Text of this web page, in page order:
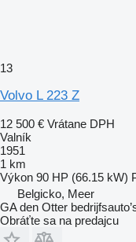
13
Volvo L 223 Z
12 500 € Vrátane DPH
Valník
1951
1 km
Výkon 90 HP (66.15 kW)
Belgicko, Meer
GA den Otter
Obráťte sa na predajcu